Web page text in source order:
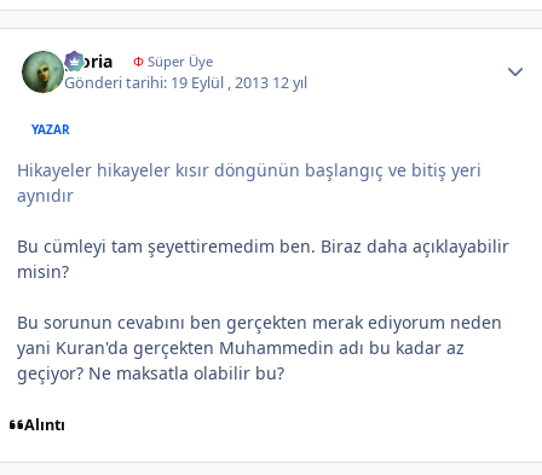
gloria ΦSüper Üye
Gönderi tarihi: 19 Eylül , 2013 12 yıl
YAZAR
Hikayeler hikayeler kısır döngünün başlangıç ve bitiş yeri
aynıdır
Bu cümleyi tam şeyettiremedim ben. Biraz daha açıklayabilir
misin?
Bu sorunun cevabını ben gerçekten merak ediyorum neden
yani Kuran'da gerçekten Muhammedin adı bu kadar az
geçiyor? Ne maksatla olabilir bu?
Alıntı